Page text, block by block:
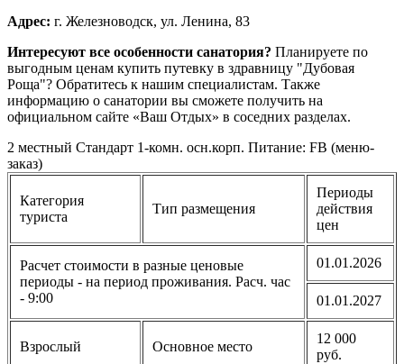
Адрес: г. Железноводск, ул. Ленина, 83
Интересуют все особенности санатория? Планируете по
выгодным ценам купить путевку в здравницу "Дубовая
Роща"? Обратитесь к нашим специалистам. Также
информацию о санатории вы сможете получить на
официальном сайте «Ваш Отдых» в соседних разделах.
2 местный Стандарт 1-комн. осн.корп. Питание: FB (меню-
заказ)
Категория
туриста
Тип размещения
Периоды
действия
цен
Расчет стоимости в разные ценовые
периоды - на период проживания. Расч. час
- 9:00
01.01.2026
01.01.2027
Взрослый Основное место
12 000
руб.